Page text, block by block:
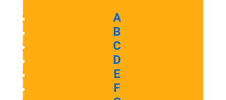
A
B
C
D
E
F